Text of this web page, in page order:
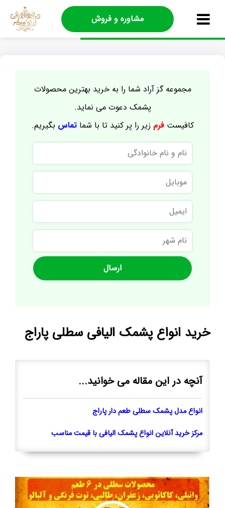
مشاوره و فروش
مجموعه گز آراد شما را به خرید بهترین محصولات
پشمک دعوت می نماید.
کافیستفرم زیر را پر کنید تا با شماتماس بگیریم.
نام
و
نام
خانوادگی
موبایل
ایمیل
نام
شهر
خرید انواع پشمک الیافی سطلی پاراج
آنچه در این مقاله می خوانید...
انواع مدل پشمک سطلی طعم دار پاراج
مرکز خرید آنلاین انواع پشمک الیافی با قیمت مناسب